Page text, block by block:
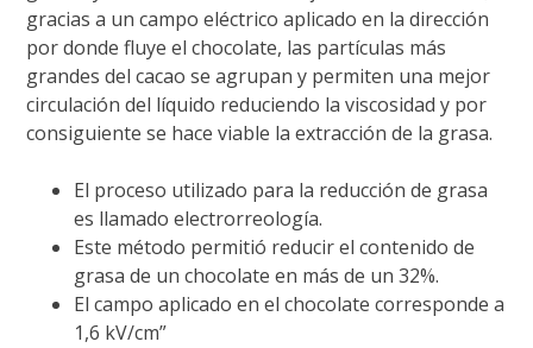
gracias a un campo eléctrico aplicado en la dirección
por donde fluye el chocolate, las partículas más
grandes del cacao se agrupan y permiten una mejor
circulación del líquido reduciendo la viscosidad y por
consiguiente se hace viable la extracción de la grasa.
El proceso utilizado para la reducción de grasa
es llamado electrorreología.
Este método permitió reducir el contenido de
grasa de un chocolate en más de un 32%.
El campo aplicado en el chocolate corresponde a
1,6 kV/cm”